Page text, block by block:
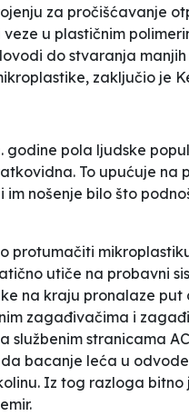
za pročišćavanje
u plastičnim
do stvaranja
, zaključio je
godine pola ljudske
To upućuje
nošenje bilo što
protumačiti
utiče na probavni
na kraju pronalaze
zagađivačima i
službenim stranicama
bacanje leća u
Iz tog razloga